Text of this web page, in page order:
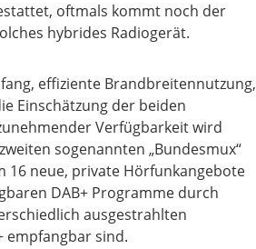
oftmals kommt noch der
hybrides Radiogerät.
effiziente Brandbreitennutzung,
Einschätzung der beiden
Verfügbarkeit wird
sogenannten „Bundesmux“
16 neue, private Hörfunkangebote
DAB+ Programme durch
ausgestrahlten
empfangbar sind.